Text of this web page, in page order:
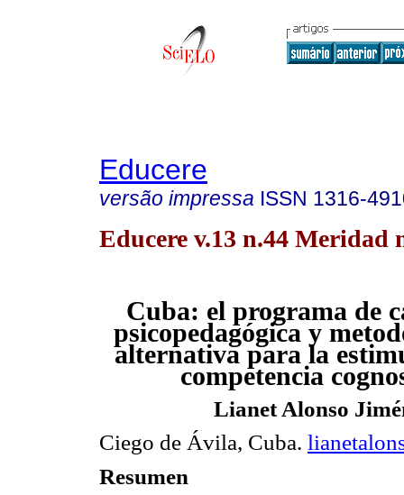
Educere
versão impressa ISSN 1316-
Educere v.13 n.44 Meridad
Cuba: el programa de
psicopedagógica y
alternativa para la
competencia
Lianet Alonso
Ciego de Ávila, Cuba.
Resumen